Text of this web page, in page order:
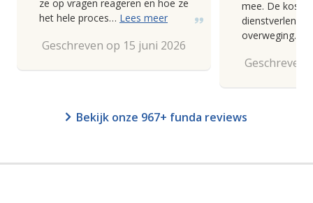
ze op vragen reageren en hoe ze
het hele proces… Lees meer
Geschreven op 15 juni 2026
mee. De
overweging.
Geschreven
Bekijk onze 967+ funda reviews